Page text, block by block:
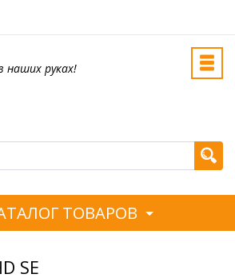
наших руках!
ТОВАРОВ
SE